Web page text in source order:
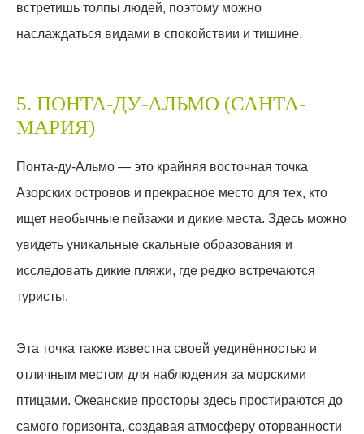
встретишь толпы людей, поэтому можно
наслаждаться видами в спокойствии и тишине.
5. ПОНТА-ДУ-АЛЬМО (САНТА-
МАРИЯ)
Понта-ду-Альмо — это крайняя восточная точка
Азорских островов и прекрасное место для тех, кто
ищет необычные пейзажи и дикие места. Здесь можно
увидеть уникальные скальные образования и
исследовать дикие пляжи, где редко встречаются
туристы.
Эта точка также известна своей уединённостью и
отличным местом для наблюдения за морскими
птицами. Океанские просторы здесь простираются до
самого горизонта, создавая атмосферу оторванности